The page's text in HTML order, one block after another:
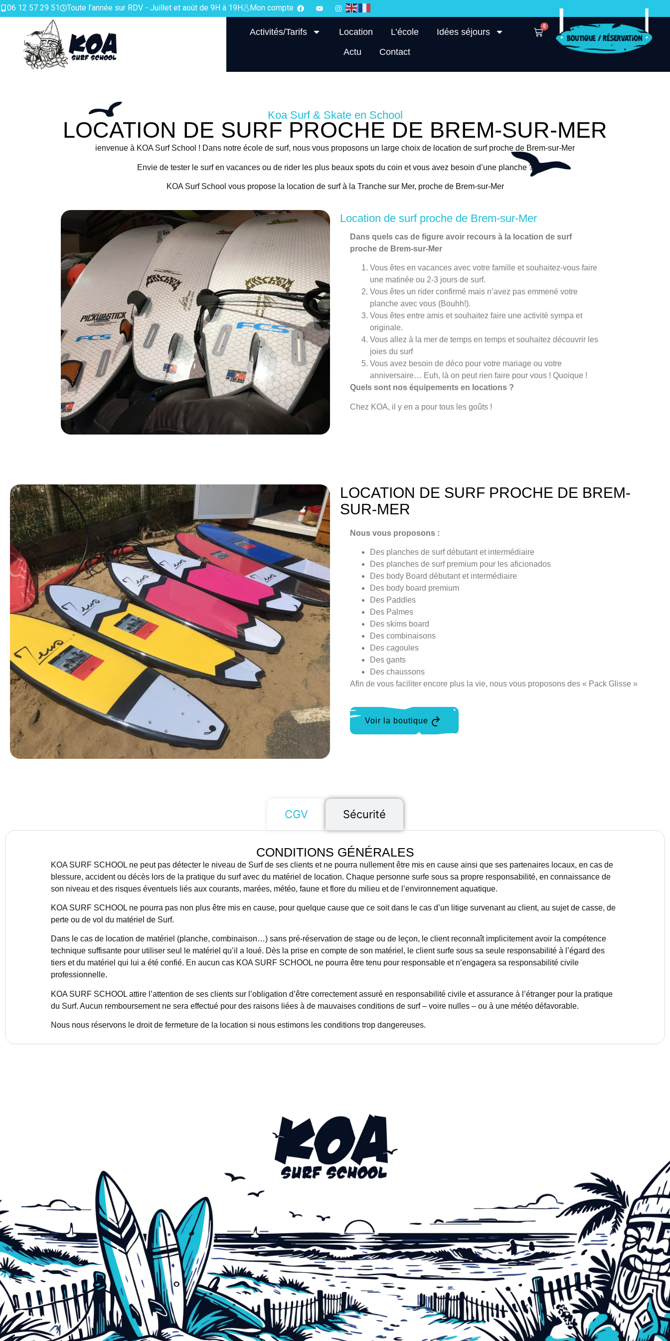
06 12 57 29 51 Toute l’année sur RDV - Juillet et août de 9H à 19H Mon compte
Activités/Tarifs Location L’école
Idées séjours
Actu
Contact
0
Koa Surf & Skate en School
LOCATION DE SURF PROCHE DE BREM-SUR-MER
ienvenue à KOA Surf School ! Dans notre école de surf, nous vous proposons un large choix de location de surf proche de Brem-sur-Mer
Envie de tester le surf en vacances ou de rider les plus beaux spots du coin et vous avez besoin d’une planche ?
KOA Surf School vous propose la location de surf à la Tranche sur Mer, proche de Brem-sur-Mer
Location de surf proche de Brem-sur-Mer
Dans quels cas de figure avoir recours à la location de surf
proche de Brem-sur-Mer
Vous êtes en vacances avec votre famille et souhaitez-vous faire
une matinée ou 2-3 jours de surf.
Vous êtes un rider confirmé mais n’avez pas emmené votre
planche avec vous (Bouhh!).
Vous êtes entre amis et souhaitez faire une activité sympa et
originale.
Vous allez à la mer de temps en temps et souhaitez découvrir les
joies du surf
Vous avez besoin de déco pour votre mariage ou votre
anniversaire… Euh, là on peut rien faire pour vous ! Quoique !
Quels sont nos équipements en locations ?
Chez KOA, il y en a pour tous les goûts !
LOCATION DE SURF PROCHE DE BREM-
SUR-MER
Nous vous proposons :
Des planches de surf débutant et intermédiaire
Des planches de surf premium pour les aficionados
Des body Board débutant et intermédiaire
Des body board premium
Des Paddles
Des Palmes
Des skims board
Des combinaisons
Des cagoules
Des gants
Des chaussons
Afin de vous faciliter encore plus la vie, nous vous proposons des « Pack Glisse »
Voir la boutique
CGV Sécurité
CONDITIONS GÉNÉRALES
KOA SURF SCHOOL ne peut pas détecter le niveau de Surf de ses clients et ne pourra nullement être mis en cause ainsi que ses partenaires locaux, en cas de
blessure, accident ou décès lors de la pratique du surf avec du matériel de location. Chaque personne surfe sous sa propre responsabilité, en connaissance de
son niveau et des risques éventuels liés aux courants, marées, météo, faune et flore du milieu et de l’environnement aquatique.
KOA SURF SCHOOL ne pourra pas non plus être mis en cause, pour quelque cause que ce soit dans le cas d’un litige survenant au client, au sujet de casse, de
perte ou de vol du matériel de Surf.
Dans le cas de location de matériel (planche, combinaison…) sans pré-réservation de stage ou de leçon, le client reconnaît implicitement avoir la compétence
technique suffisante pour utiliser seul le matériel qu’il a loué. Dès la prise en compte de son matériel, le client surfe sous sa seule responsabilité à l’égard des
tiers et du matériel qui lui a été confié. En aucun cas KOA SURF SCHOOL ne pourra être tenu pour responsable et n’engagera sa responsabilité civile
professionnelle.
KOA SURF SCHOOL attire l’attention de ses clients sur l’obligation d’être correctement assuré en responsabilité civile et assurance à l’étranger pour la pratique
du Surf. Aucun remboursement ne sera effectué pour des raisons liées à de mauvaises conditions de surf – voire nulles – ou à une météo défavorable.
Nous nous réservons le droit de fermeture de la location si nous estimons les conditions trop dangereuses.